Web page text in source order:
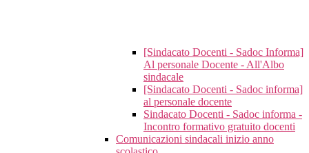
[Sindacato Docenti - Sadoc Informa]
Al personale Docente - All'Albo
sindacale
[Sindacato Docenti - Sadoc informa]
al personale docente
Sindacato Docenti - Sadoc informa -
Incontro formativo gratuito docenti
Comunicazioni sindacali inizio anno